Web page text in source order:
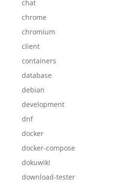
chat
chrome
chromium
client
containers
database
debian
development
dnf
docker
docker-compose
dokuwiki
download-tester